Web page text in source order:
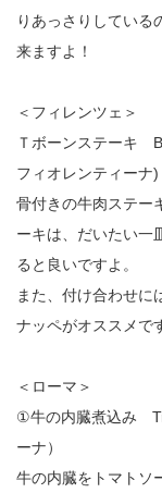
りあっさりしている
来ますよ！
＜フィレンツェ＞
Ｔボーンステーキ
フィオレンティーナ)
骨付きの牛肉ステー
ーキは、だいたい一
ると良いですよ。
また、付け合わせに
ナッペがオススメで
＜ローマ＞
①牛の内臓煮込み
ーナ）
牛の内臓をトマトソ